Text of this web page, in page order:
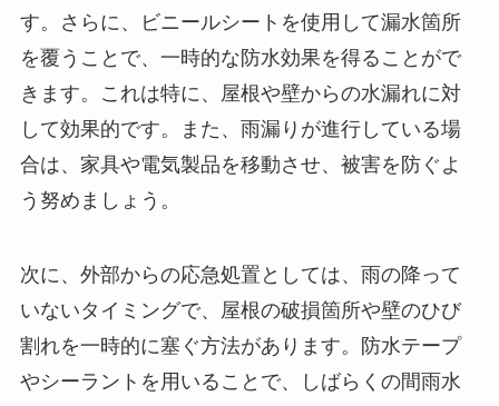
す。さらに、ビニールシートを使用して漏水箇所
を覆うことで、一時的な防水効果を得ることがで
きます。これは特に、屋根や壁からの水漏れに対
して効果的です。また、雨漏りが進行している場
合は、家具や電気製品を移動させ、被害を防ぐよ
う努めましょう。
次に、外部からの応急処置としては、雨の降って
いないタイミングで、屋根の破損箇所や壁のひび
割れを一時的に塞ぐ方法があります。防水テープ
やシーラントを用いることで、しばらくの間雨水